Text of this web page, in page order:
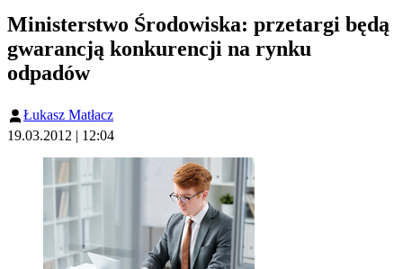
Ministerstwo Środowiska: przetargi będą
gwarancją konkurencji na rynku
odpadów
Łukasz Matłacz
19.03.2012 | 12:04